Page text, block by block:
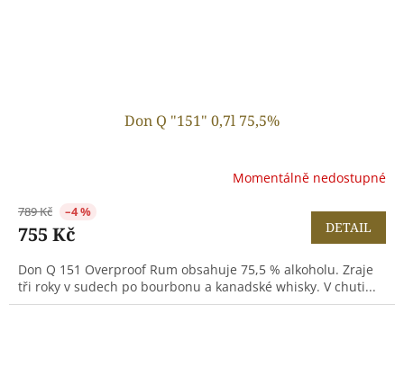
Don Q "151" 0,7l 75,5%
Momentálně nedostupné
789 Kč –4 %
755 Kč DETAIL
Don Q 151 Overproof Rum obsahuje 75,5 % alkoholu. Zraje
tři roky v sudech po bourbonu a kanadské whisky. V chuti...